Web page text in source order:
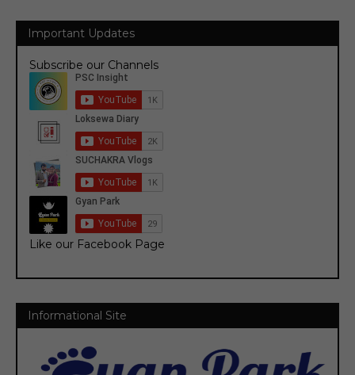
Important Updates
Subscribe our Channels
Like our Facebook Page
Informational Site